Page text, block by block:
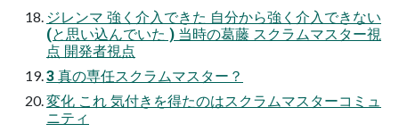
ジレンマ 強く介入できた 自分から強く介入できない
(と思い込んでいた ) 当時の葛藤 スクラムマスター視
点 開発者視点
3 真の専任スクラムマスター？
変化 これ 気付きを得たのはスクラムマスターコミュ
ニティ